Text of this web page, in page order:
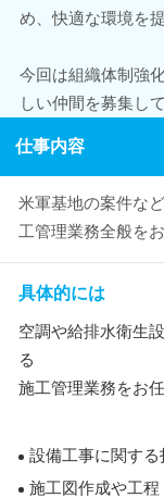
め、快適な環境を
今回は組織体制強
しい仲間を募集し
仕事内容
米軍基地の案件な
工管理業務全般を
具体的には
空調や給排水衛生
る
施工管理業務をお任
設備工事に関す
施工図作成や工程